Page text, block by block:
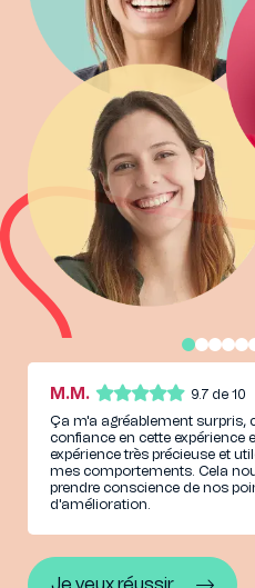
Je me suis identifiée aux
auxquels je n'avais pas
aspects à améliorer, et cela
améliorer. Je pensais que ce
beaucoup d'autres que nous
obtenons un score ou des
pouvait obtenir autant
que cela serait aussi
9.2 de 10
En vérité, au début, je pensais
serait pas utile, mais elle m'a
certaines faiblesses que je
progresser sur le plan
coïncidé avec presque tous
je suis vraiment. Le fait que
moi m'aient évalué me fait
d'améliorer progressivement
M.M.
9.7 de 10
Ça m'a agréablement surpris,
confiance en cette expérience
expérience très précieuse et
mes comportements. Cela
prendre conscience de nos
d'amélioration.
8.7 de 10